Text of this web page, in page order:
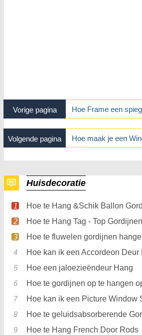
Vorige pagina
Volgende pagina
Huisdecoratie
Hoe te Hang &Schik Ballon
Hoe te Hang Tag - Top Gordijnen
Hoe kan ik een Accordeon Deur
Hoe een jaloezieëndeur Hang
Hoe te geluidsabsorberende
Hoe te Hang French Door Rods